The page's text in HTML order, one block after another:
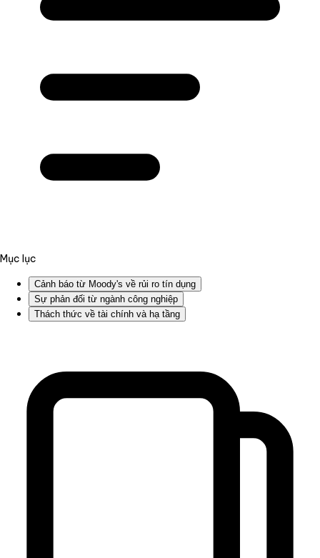
Mục lục
Cảnh báo từ Moody's về rủi ro tín dụng
Sự phản đối từ ngành công nghiệp
Thách thức về tài chính và hạ tầng